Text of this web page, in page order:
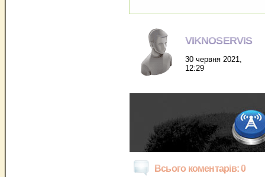
VIKNOSERVIS
30 червня 2021,
12:29
Всього коментарів: 0